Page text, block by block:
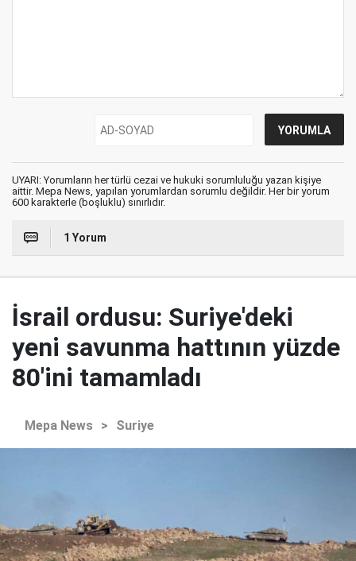
UYARI: Yorumların her türlü cezai ve hukuki sorumluluğu yazan kişiye
aittir. Mepa News, yapılan yorumlardan sorumlu değildir. Her bir yorum
600 karakterle (boşluklu) sınırlıdır.
1 Yorum
İsrail ordusu: Suriye'deki
yeni savunma hattının yüzde
80'ini tamamladı
Mepa News > Suriye